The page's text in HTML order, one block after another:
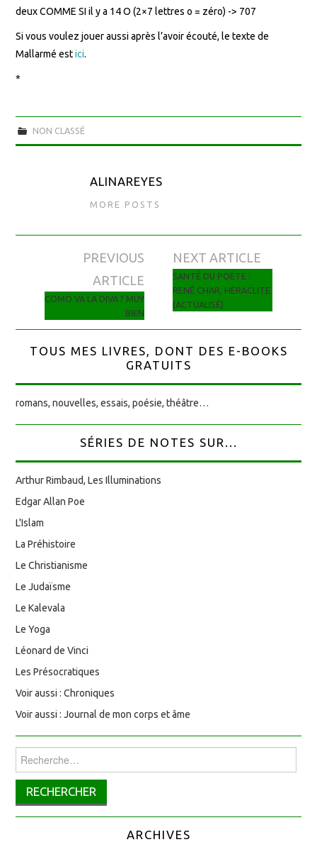
deux COMME SI il y a 14 O (2×7 lettres o = zéro) -> 707
Si vous voulez jouer aussi après l’avoir écouté, le texte de
Mallarmé estici.
*
NON CLASSÉ
ALINAREYES
MORE POSTS
Navigation des articles
PREVIOUS
ARTICLE
COMO VA LA DIVA ? MUY
BIEN
NEXT ARTICLE
SANTÉ DU POÈTE :
RENÉ CHAR, HÉRACLITE
(ACTUALISÉ)
TOUS MES LIVRES, DONT DES E-BOOKS
GRATUITS
romans, nouvelles, essais, poésie, théâtre…
SÉRIES DE NOTES SUR...
Arthur Rimbaud, Les Illuminations
Edgar Allan Poe
L'Islam
La Préhistoire
Le Christianisme
Le Judaïsme
Le Kalevala
Le Yoga
Léonard de Vinci
Les Présocratiques
Voir aussi : Chroniques
Voir aussi : Journal de mon corps et âme
Rechercher :
ARCHIVES